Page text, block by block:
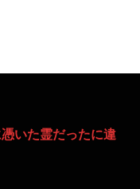
憑いた霊だったに違